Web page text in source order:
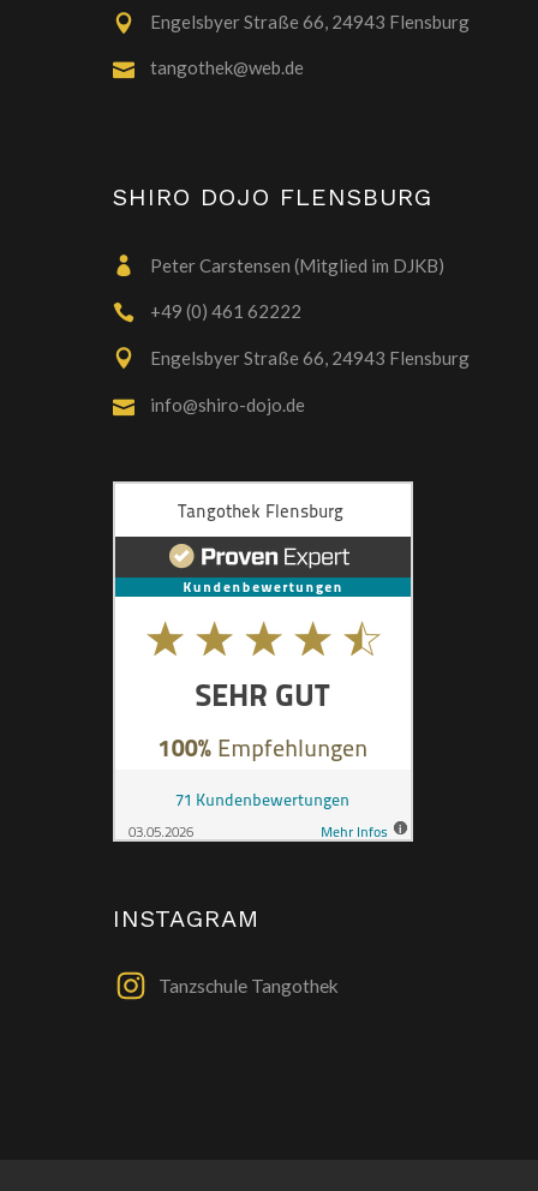
Engelsbyer Straße 66, 24943 Flensburg
tangothek@web.de
SHIRO DOJO FLENSBURG
Peter Carstensen (Mitglied im DJKB)
+49 (0) 461 62222
Engelsbyer Straße 66, 24943 Flensburg
info@shiro-dojo.de
INSTAGRAM
Tanzschule Tangothek